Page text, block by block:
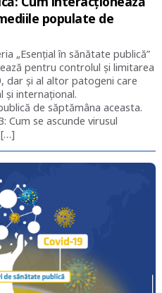
populate de
„Esențial în sănătate publică”
pentru controlul și limitarea
dar și al altor patogeni care
și internațional.
de săptămâna aceasta.
Cum se ascunde virusul
[…]